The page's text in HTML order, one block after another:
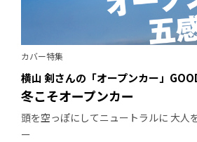
カバー特集
横山 剣さんの「オープンカー」
冬こそオープンカー
頭を空っぽにしてニュートラルに 大人
ー